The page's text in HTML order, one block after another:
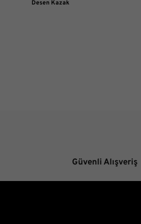
Güvenli Alışveriş